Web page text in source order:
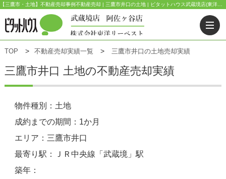
TOP 不動産売却実績一覧 三鷹市井口の土地売却実績
三鷹市井口 土地の不動産売却実績
物件種別：土地
成約までの期間：1か月
エリア：三鷹市井口
最寄り駅：ＪＲ中央線「武蔵境」駅
築年：